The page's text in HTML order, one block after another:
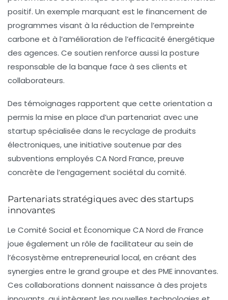
positif. Un exemple marquant est le financement de
programmes visant à la réduction de l’empreinte
carbone et à l’amélioration de l’efficacité énergétique
des agences. Ce soutien renforce aussi la posture
responsable de la banque face à ses clients et
collaborateurs.
Des témoignages rapportent que cette orientation a
permis la mise en place d’un partenariat avec une
startup spécialisée dans le recyclage de produits
électroniques, une initiative soutenue par des
subventions employés CA Nord France, preuve
concrète de l’engagement sociétal du comité.
Partenariats stratégiques avec des startups
innovantes
Le Comité Social et Économique CA Nord de France
joue également un rôle de facilitateur au sein de
l’écosystème entrepreneurial local, en créant des
synergies entre le grand groupe et des PME innovantes.
Ces collaborations donnent naissance à des projets